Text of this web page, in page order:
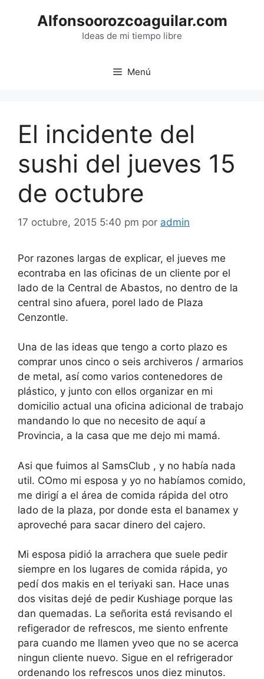
Alfonsoorozcoaguilar.com
Ideas de mi tiempo libre
Menú
El incidente del
sushi del jueves 15
de octubre
17 octubre, 2015 5:40 pm por admin
Por razones largas de explicar, el jueves me
econtraba en las oficinas de un cliente por el
lado de la Central de Abastos, no dentro de la
central sino afuera, porel lado de Plaza
Cenzontle.
Una de las ideas que tengo a corto plazo es
comprar unos cinco o seis archiveros / armarios
de metal, así como varios contenedores de
plástico, y junto con ellos organizar en mi
domicilio actual una oficina adicional de trabajo
mandando lo que no necesito de aquí a
Provincia, a la casa que me dejo mi mamá.
Asi que fuimos al SamsClub , y no había nada
util. COmo mi esposa y yo no habíamos comido,
me dirigí a el área de comida rápida del otro
lado de la plaza, por donde esta el banamex y
aproveché para sacar dinero del cajero.
Mi esposa pidió la arrachera que suele pedir
siempre en los lugares de comida rápida, yo
pedí dos makis en el teriyaki san. Hace unas
dos visitas dejé de pedir Kushiage porque las
dan quemadas. La señorita está revisando el
refigerador de refrescos, me siento enfrente
para cuando me llamen yveo que no se acerca
ningun cliente nuevo. Sigue en el refrigerador
ordenando los refrescos unos diez minutos.